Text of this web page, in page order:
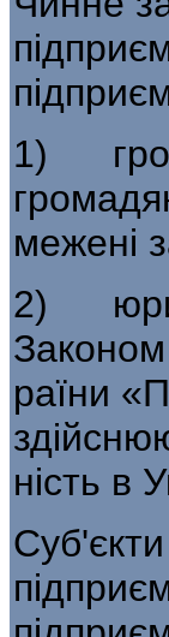
1)
межені
2)
раїни
ність в